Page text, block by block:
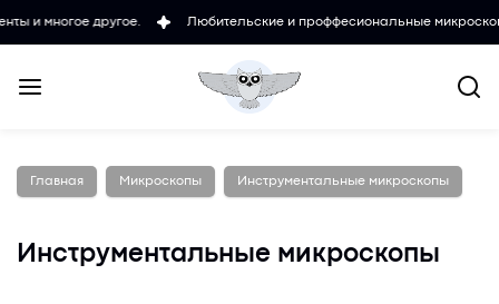
Любительские и проффесиональные микроскопы, телескопы,
Главная Микроскопы Инструментальные микроскопы
Инструментальные микроскопы